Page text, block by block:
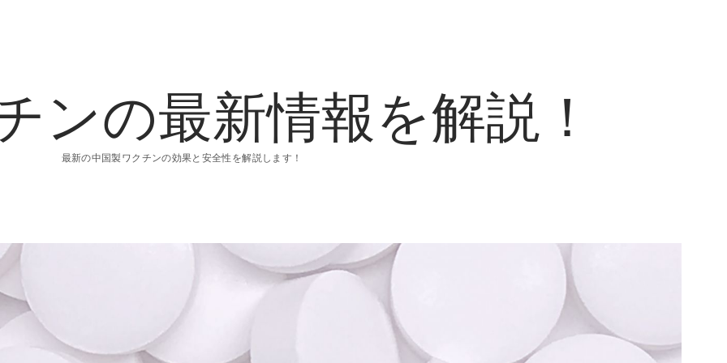
ンの最新情報を解説！
最新の中国製ワクチンの効果と安全性を解説します！